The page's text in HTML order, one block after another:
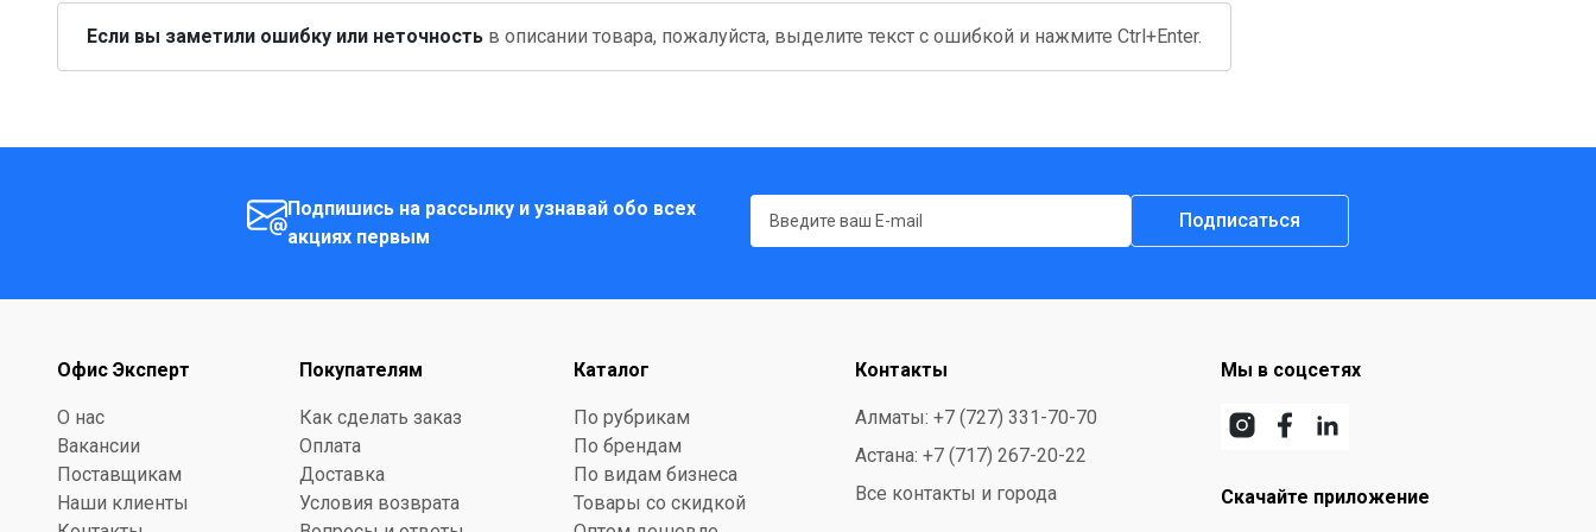
Если вы заметили ошибку или неточность в описании товара, пожалуйста, выделите текст с ошибкой и нажмите Ctrl+Enter.
Подпишись на рассылку и узнавай обо всех
акциях первым
Подписаться
Офис Эксперт
О нас
Вакансии
Поставщикам
Наши клиенты
Покупателям
Как сделать заказ
Оплата
Доставка
Условия возврата
Каталог
По рубрикам
По брендам
По видам бизнеса
Товары со скидкой
Контакты
Алматы: +7 (727) 331-70-70
Астана: +7 (717) 267-20-22
Все контакты и города
Мы в соцсетях
Скачайте приложение